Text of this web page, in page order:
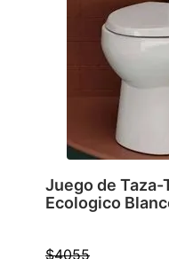
Juego de Taza-
Ecologico
$4055